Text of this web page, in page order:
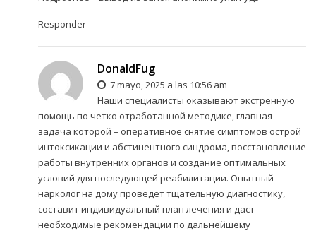
Responder
DonaldFug
7 mayo, 2025 a las 10:56 am
Наши специалисты оказывают экстренную
помощь по четко отработанной методике, главная
задача которой – оперативное снятие симптомов острой
интоксикации и абстинентного синдрома, восстановление
работы внутренних органов и создание оптимальных
условий для последующей реабилитации. Опытный
нарколог на дому проведет тщательную диагностику,
составит индивидуальный план лечения и даст
необходимые рекомендации по дальнейшему